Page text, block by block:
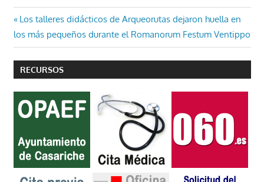
Navegación
de
entradas
Entrada
anterior:
Los talleres didácticos de Arqueorutas dejaron huella en
los más pequeños durante el Romanorum Festum Ventippo
RECURSOS